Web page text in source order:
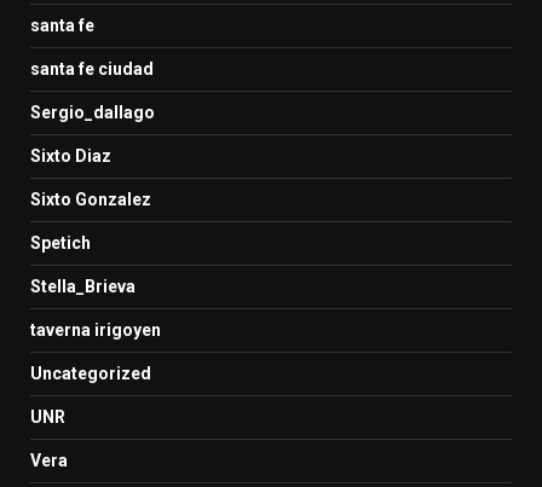
santa fe
santa fe ciudad
Sergio_dallago
Sixto Diaz
Sixto Gonzalez
Spetich
Stella_Brieva
taverna irigoyen
Uncategorized
UNR
Vera